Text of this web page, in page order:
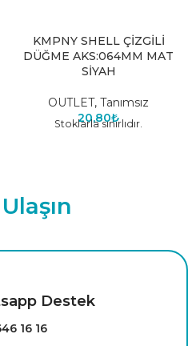
KMPNY SHELL ÇİZGİLİ
DÜĞME AKS:064MM MAT
SİYAH
OUTLET, Tanımsız
20,80₺
Stoklarla sınırlıdır.
Çağrı Merkezi
0 224 777 00 72